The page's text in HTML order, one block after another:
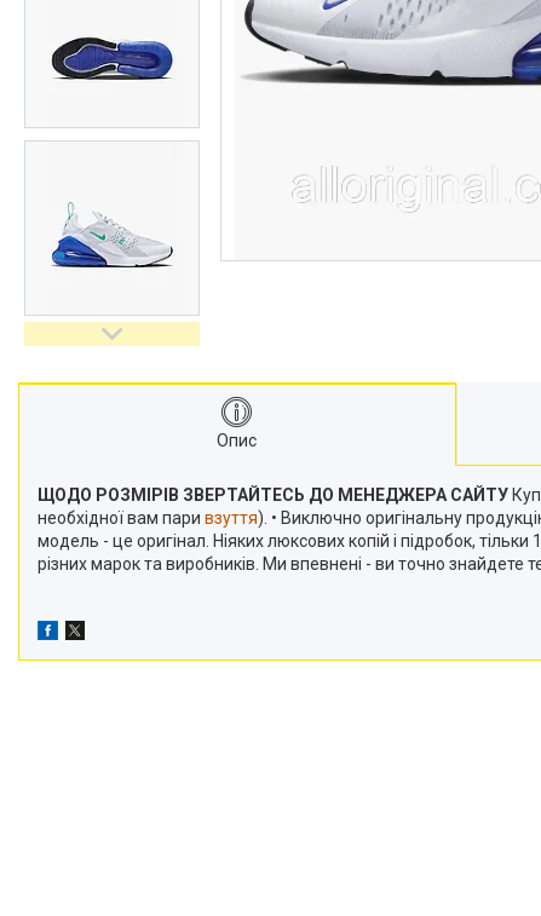
Опис
ЩОДО РОЗМІРІВ ЗВЕРТАЙТЕСЬ ДО МЕНЕДЖЕРА САЙТУ
необхідної вам пари взуття). • Виключно оригінальну
модель - це оригінал. Ніяких люксових копій і підробок,
різних марок та виробників. Ми впевнені - ви точно